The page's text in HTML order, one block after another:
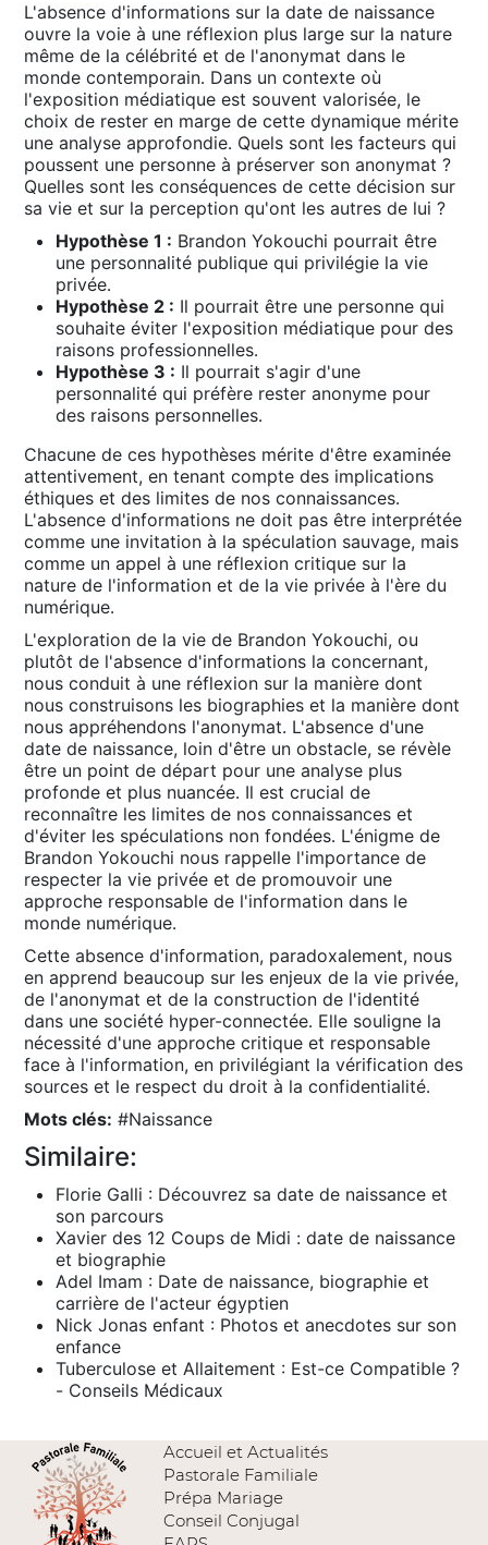
L'absence d'informations sur la date de naissance
ouvre la voie à une réflexion plus large sur la nature
même de la célébrité et de l'anonymat dans le
monde contemporain․ Dans un contexte où
l'exposition médiatique est souvent valorisée, le
choix de rester en marge de cette dynamique mérite
une analyse approfondie․ Quels sont les facteurs qui
poussent une personne à préserver son anonymat ?
Quelles sont les conséquences de cette décision sur
sa vie et sur la perception qu'ont les autres de lui ?
Hypothèse 1 : Brandon Yokouchi pourrait être
une personnalité publique qui privilégie la vie
privée․
Hypothèse 2 : Il pourrait être une personne qui
souhaite éviter l'exposition médiatique pour des
raisons professionnelles․
Hypothèse 3 : Il pourrait s'agir d'une
personnalité qui préfère rester anonyme pour
des raisons personnelles․
Chacune de ces hypothèses mérite d'être examinée
attentivement, en tenant compte des implications
éthiques et des limites de nos connaissances․
L'absence d'informations ne doit pas être interprétée
comme une invitation à la spéculation sauvage, mais
comme un appel à une réflexion critique sur la
nature de l'information et de la vie privée à l'ère du
numérique․
L'exploration de la vie de Brandon Yokouchi, ou
plutôt de l'absence d'informations la concernant,
nous conduit à une réflexion sur la manière dont
nous construisons les biographies et la manière dont
nous appréhendons l'anonymat․ L'absence d'une
date de naissance, loin d'être un obstacle, se révèle
être un point de départ pour une analyse plus
profonde et plus nuancée․ Il est crucial de
reconnaître les limites de nos connaissances et
d'éviter les spéculations non fondées․ L'énigme de
Brandon Yokouchi nous rappelle l'importance de
respecter la vie privée et de promouvoir une
approche responsable de l'information dans le
monde numérique․
Cette absence d'information, paradoxalement, nous
en apprend beaucoup sur les enjeux de la vie privée,
de l'anonymat et de la construction de l'identité
dans une société hyper-connectée․ Elle souligne la
nécessité d'une approche critique et responsable
face à l'information, en privilégiant la vérification des
sources et le respect du droit à la confidentialité․
Mots clés: #Naissance
Similaire:
Florie Galli : Découvrez sa date de naissance et
son parcours
Xavier des 12 Coups de Midi : date de naissance
et biographie
Adel Imam : Date de naissance, biographie et
carrière de l'acteur égyptien
Nick Jonas enfant : Photos et anecdotes sur son
enfance
Tuberculose et Allaitement : Est-ce Compatible ?
- Conseils Médicaux
Accueil et Actualités
Pastorale Familiale
Prépa Mariage
Conseil Conjugal